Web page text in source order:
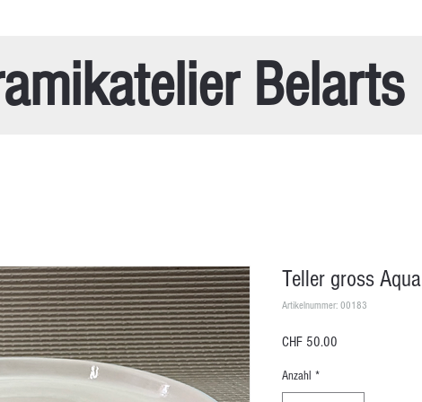
Belarts
Teller gross Aqua
Artikelnummer: 00183
CHF 50.00
Anzahl *